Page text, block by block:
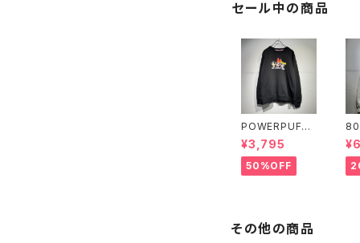
セール中の商品
POWERPUFFG
IRLS used sw
eat
¥3,795
50%OFF
その他の商品